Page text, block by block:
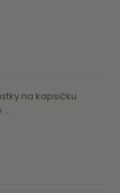
na kapsičku